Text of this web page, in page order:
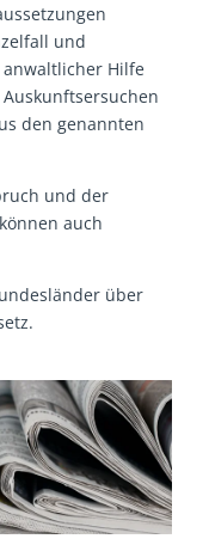
und
Hilfe
den genannten
und der
auch
über